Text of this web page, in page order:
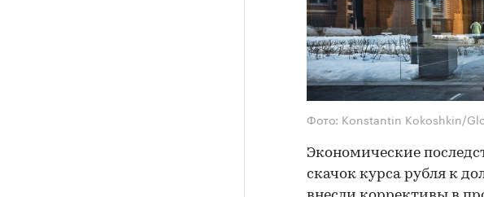
Фото: Konstantin Kokoshkin/
Экономические
скачок курса рубля к